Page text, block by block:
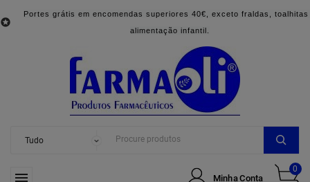

Portes grátis em encomendas superiores 40€, exceto fraldas, toalhitas
alimentação infantil.
 Minha Conta
0